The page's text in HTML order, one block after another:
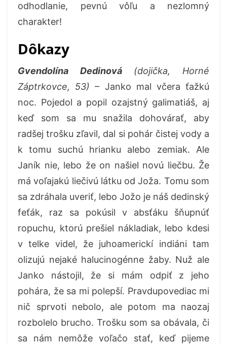
odhodlanie, pevnú vôľu a nezlomný
charakter!
Dôkazy
Gvendolína Dedinová(dojička, Horné
Záptrkovce, 53) – Janko mal včera ťažkú
noc. Pojedol a popil ozajstný galimatiáš, aj
keď som sa mu snažila dohovárať, aby
radšej trošku zľavil, dal si pohár čistej vody a
k tomu suchú hrianku alebo zemiak. Ale
Janík nie, lebo že on našiel novú liečbu. Že
má voľajakú liečivú látku od Joža. Tomu som
sa zdráhala uveriť, lebo Jožo je náš dedinský
feťák, raz sa pokúsil v absťáku šňupnúť
ropuchu, ktorú prešiel nákladiak, lebo kdesi
v telke videl, že juhoamerickí indiáni tam
olizujú nejaké halucinogénne žaby. Nuž ale
Janko nástojil, že si mám odpiť z jeho
pohára, že sa mi polepší. Pravdupovediac mi
nič sprvoti nebolo, ale potom ma naozaj
rozbolelo brucho. Trošku som sa obávala, či
sa nám nemôže voľačo stať, keď pijeme